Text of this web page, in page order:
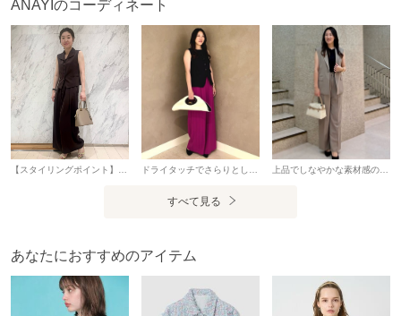
録」で新商品や再入荷通知、セール通知などのお得な情報を
受け取ることができます。
・照明の関係により、実際よりも色味が違って見える場合が
ございます。
またパソコン・スマートフォンなどの環境により、製品と画
像のカラーが異なる場合もございます。予めご了承くださ
い。
配送料
送料無料
（税込5,000円以上ご購入で送料無料）
商品コード 10261110400
ANAYIのコーディネート
すべて見る
あなたにおすすめのアイテム